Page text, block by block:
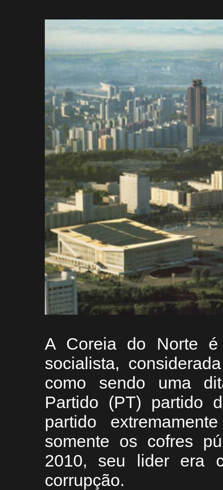
A Coreia do Norte é
socialista,
como sendo uma
Partido (PT) partido
partido
somente os cofres
2010, seu lider era
corrupção.